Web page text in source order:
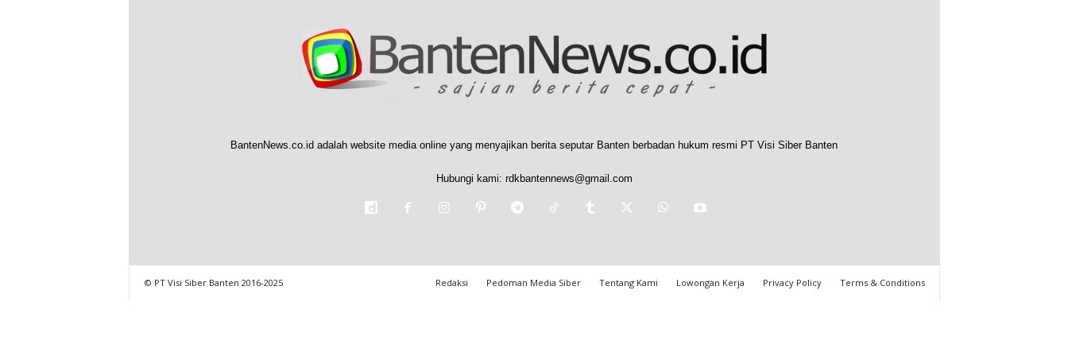
BantenNews.co.id adalah website media online yang menyajikan berita seputar Banten berbadan hukum resmi PT Visi Siber Banten
Hubungi kami: rdkbantennews@gmail.com
Redaksi Pedoman Media Siber Tentang Kami Lowongan Kerja Privacy Policy Terms & Conditions
© PT Visi Siber Banten 2016-2025